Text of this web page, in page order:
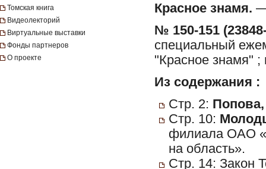
Томская книга
Видеолекторий
Виртуальные выставки
Фонды партнеров
О проекте
Красное знамя. —
№ 150-151
специальный
"Красное знамя" ;
Из содержания :
Стр. 2:
Стр. 10:
филиала ОАО
на область».
Стр. 14: Закон